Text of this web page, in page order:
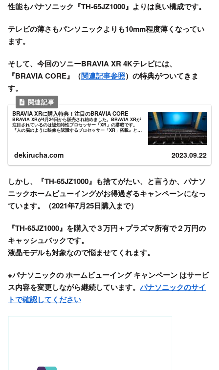
性能もパナソニック『TH-65JZ1000』よりは良い構成です。
テレビの薄さもパンソニックよりも10mm程度薄くなってい
ます。
そして、今回のソニーBRAVIA XR 4Kテレビには、
『BRAVIA CORE』（関連記事参照）の特典がついてきま
す。
BRAVIA XRに購入特典！注目のBRAVIA CORE
BRAVIA XRが4月24日から販売され始めました。BRAVIA XRが
注目されているのは認知特性プロセッサー「XR」の搭載です。
『人の脳のように映像を認識するプロセッサー「XR」搭載』と言
dekirucha.com 2023.09.22
しかし、『TH-65JZ1000』も捨てがたい、と言うか、パナソ
ニックホームビューイングがお得過ぎるキャンペーンになっ
ています。（2021年7月25日購入まで）
『TH-65JZ1000』を購入で３万円＋プラズマ所有で２万円の
キャッシュバックです。
液晶モデルも対象なので悩ませてくれます。
※パナソニックの ホームビューイング キャンペーン はサービ
ス内容を変更しながら継続しています。 パナソニックのサイ
トで確認してください